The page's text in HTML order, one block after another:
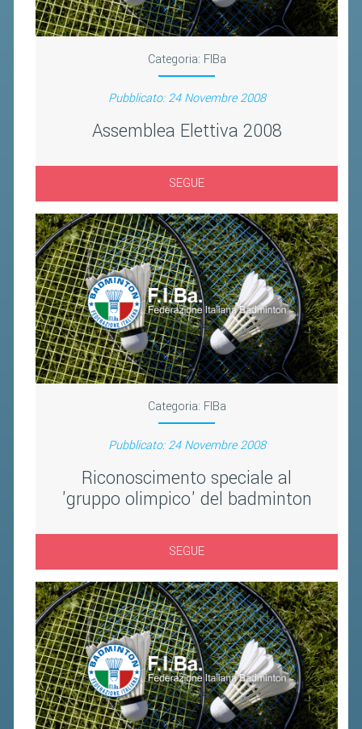
Categoria: FIBa
Pubblicato: 24 Novembre 2008
Assemblea Elettiva 2008
SEGUE
Categoria: FIBa
Pubblicato: 24 Novembre 2008
Riconoscimento speciale al
'gruppo olimpico' del badminton
SEGUE
BANDI DI GARA E CONTRATTI
WHISTLEBLOWING
SPORTELLO FISCALE
DOCUMENTI E APPROFONDIMENTI
AIRBADMINTON
TAPPE REGIONALI AIRBADMINTON
PICKLEBALL
FIBA PICKLEBALL TOUR
CLASSIFICHE PICKLEBALL
BANDI PUBBLICI
VOLA CON NOI 2026
RIVISTA BADMANIA
2025
2024
2023
2022
2021
2020